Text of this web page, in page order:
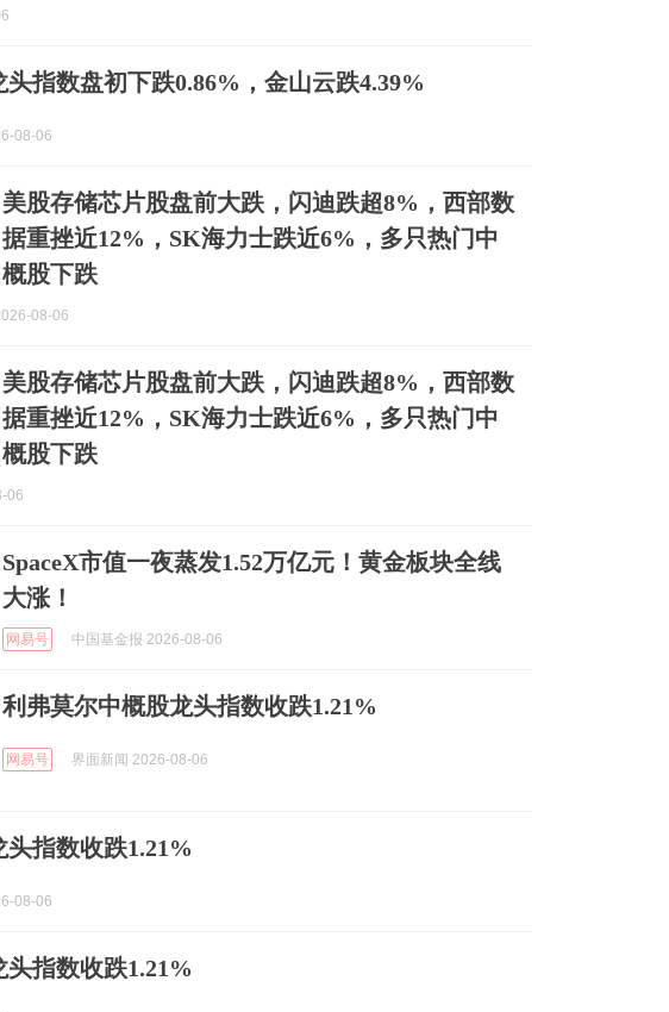
指数盘初下跌0.86%，金山云跌4.39%
08-06
美股存储芯片股盘前大跌，闪迪跌超8%，西部数
据重挫近12%，SK海力士跌近6%，多只热门中
概股下跌
08-06
美股存储芯片股盘前大跌，闪迪跌超8%，西部数
据重挫近12%，SK海力士跌近6%，多只热门中
概股下跌
06
SpaceX市值一夜蒸发1.52万亿元！黄金板块全线
大涨！
网易号 中国基金报 2026-08-06
利弗莫尔中概股龙头指数收跌1.21%
网易号 界面新闻 2026-08-06
指数收跌1.21%
08-06
指数收跌1.21%